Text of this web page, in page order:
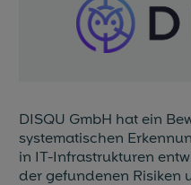
DISQU GmbH hat ein
systematischen
in IT-Infrastrukturen
der gefundenen Risiken